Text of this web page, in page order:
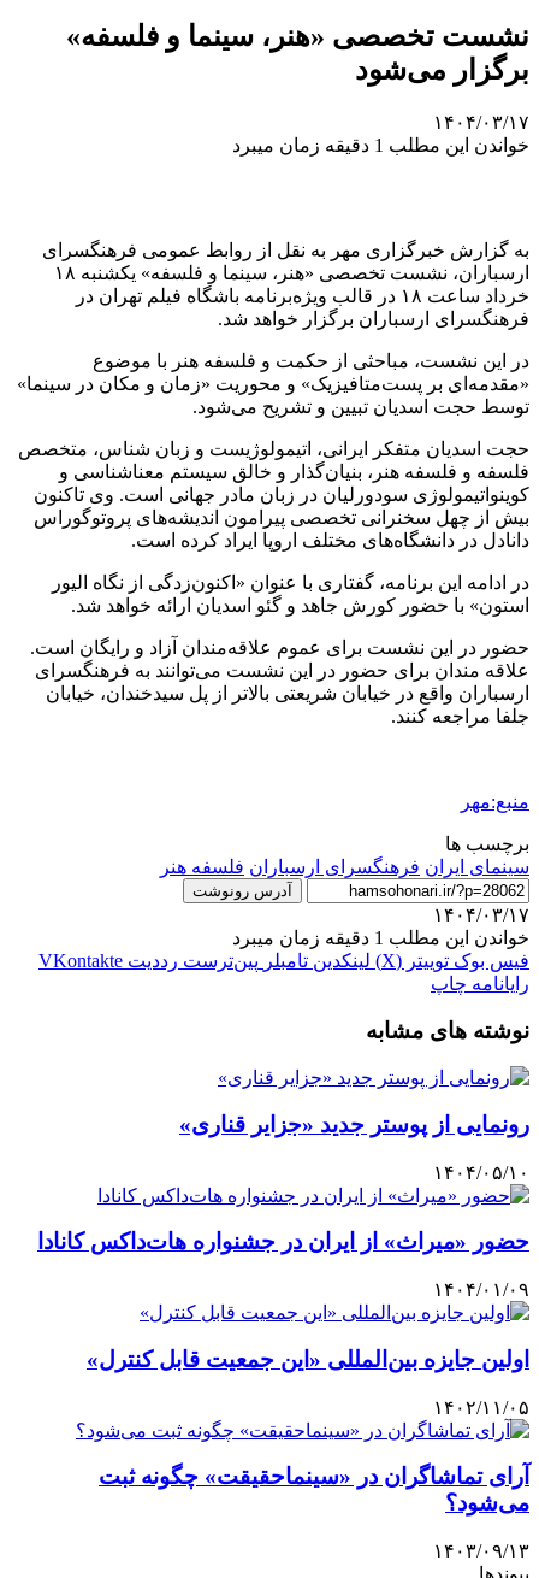
نشست تخصصی «هنر، سینما و فلسفه»
برگزار می‌شود
۱۴۰۴/۰۳/۱۷
خواندن این مطلب 1 دقیقه زمان میبرد
به گزارش خبرگزاری مهر به نقل از روابط عمومی فرهنگسرای
ارسباران، نشست تخصصی «هنر، سینما و فلسفه» یکشنبه ۱۸
خرداد ساعت ۱۸ در قالب ویژه‌برنامه باشگاه فیلم تهران در
فرهنگسرای ارسباران برگزار خواهد شد.
در این نشست، مباحثی از حکمت و فلسفه هنر با موضوع
«مقدمه‌ای بر پست‌متافیزیک» و محوریت «زمان و مکان در سینما»
توسط حجت اسدیان تبیین و تشریح می‌شود.
حجت اسدیان متفکر ایرانی، اتیمولوژیست و زبان شناس، متخصص
فلسفه و فلسفه هنر، بنیان‌گذار و خالق سیستم معناشناسی و
کوینواتیمولوژی سودورلیان در زبان مادر جهانی است. وی تاکنون
بیش از چهل سخنرانی تخصصی پیرامون اندیشه‌های پروتوگوراس
دانادل در دانشگاه‌های مختلف اروپا ایراد کرده است.
در ادامه این برنامه، گفتاری با عنوان «اکنون‌زدگی از نگاه الیور
استون» با حضور کورش جاهد و گئو اسدیان ارائه خواهد شد.
حضور در این نشست برای عموم علاقه‌مندان آزاد و رایگان است.
علاقه مندان برای حضور در این نشست می‌توانند به فرهنگسرای
ارسباران واقع در خیابان شریعتی بالاتر از پل سیدخندان‌، خیابان
جلفا مراجعه کنند.
منبع:مهر
برچسب ها
سینمای ایران فرهنگسرای ارسباران فلسفه هنر
آدرس رونوشت
۱۴۰۴/۰۳/۱۷
خواندن این مطلب 1 دقیقه زمان میبرد
فیس بوک توییتر (X) لینکدین ‫تامبلر ‫پین‌ترست ‫رددیت ‫VKontakte
رایانامه چاپ
نوشته های مشابه
رونمایی از پوستر جدید «جزایر قناری»
۱۴۰۴/۰۵/۱۰
حضور «میراث» از ایران در جشنواره هات‌داکس کانادا
۱۴۰۴/۰۱/۰۹
اولین جایزه بین‌المللی «این جمعیت قابل کنترل»
۱۴۰۲/۱۱/۰۵
آرای تماشاگران در «سینماحقیقت» چگونه ثبت
می‌شود؟
۱۴۰۳/۰۹/۱۳
پیوندها